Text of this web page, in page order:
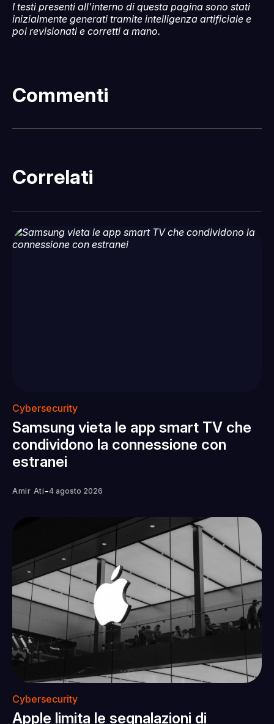
I testi presenti all'interno di questa pagina sono stati
inizialmente generati tramite intelligenza artificiale e
poi revisionati e corretti a mano.
Commenti
Correlati
Cybersecurity
Samsung vieta le app smart TV che
condividono la connessione con
estranei
Amir Ati -4 agosto 2026
Cybersecurity
Apple limita le segnalazioni di